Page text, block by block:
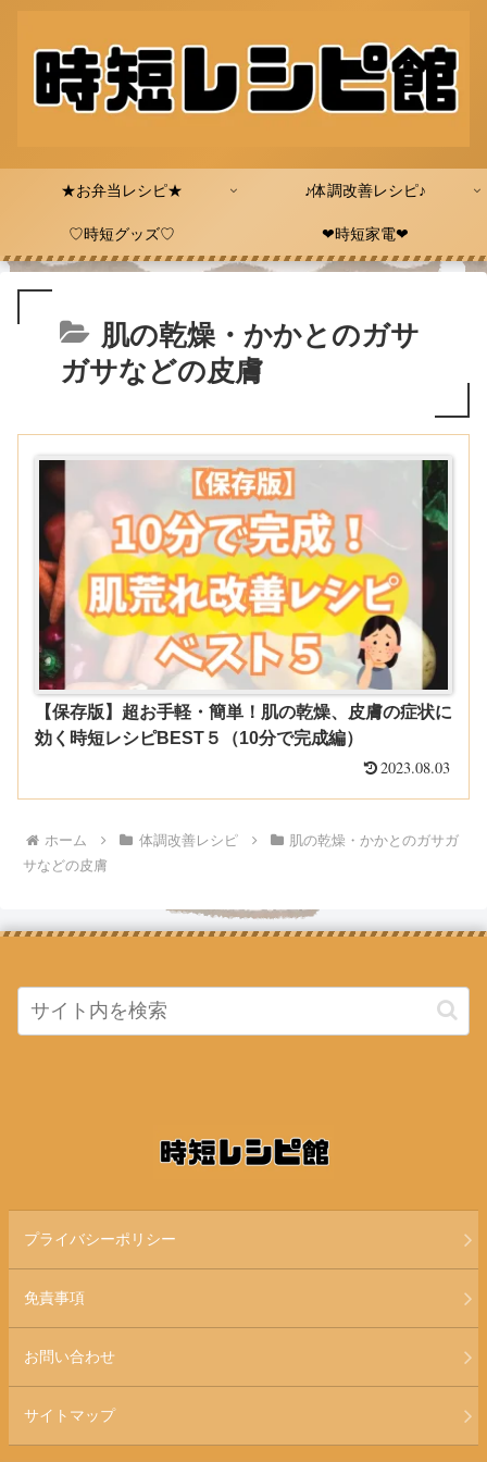
★お弁当レシピ★ ♪体調改善レシピ♪
♡時短グッズ♡ ❤時短家電❤
肌の乾燥・かかとのガサ
ガサなどの皮膚
【保存版】超お手軽・簡単！肌の乾燥、皮膚の症状に
効く時短レシピBEST５（10分で完成編）
2023.08.03
ホーム 体調改善レシピ
肌の乾燥・かかとのガサガ
サなどの皮膚
プライバシーポリシー
免責事項
お問い合わせ
サイトマップ